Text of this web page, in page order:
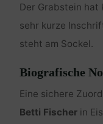
Der Grabstein
sehr kurze
steht am Sockel.
Biografische
Eine sichere
Betti Fischerin